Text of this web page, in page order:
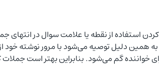
استفاده از نقطه یا علامت سوال در
دلیل توصیه می‌شود با مرور نوشته خود از
گم می‌شود. بنابراین بهتر است جملات